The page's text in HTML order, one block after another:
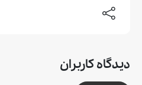
دیدگاه کاربران